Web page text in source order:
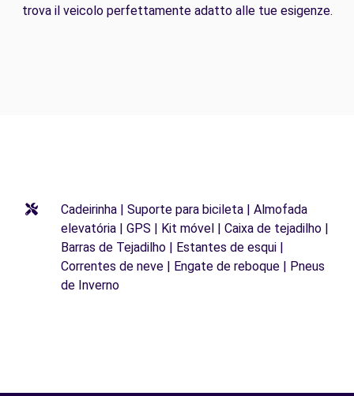
trova il veicolo perfettamente adatto alle tue esigenze.
Cadeirinha | Suporte para bicileta | Almofada
elevatória | GPS | Kit móvel | Caixa de tejadilho |
Barras de Tejadilho | Estantes de esqui |
Correntes de neve | Engate de reboque | Pneus
de Inverno